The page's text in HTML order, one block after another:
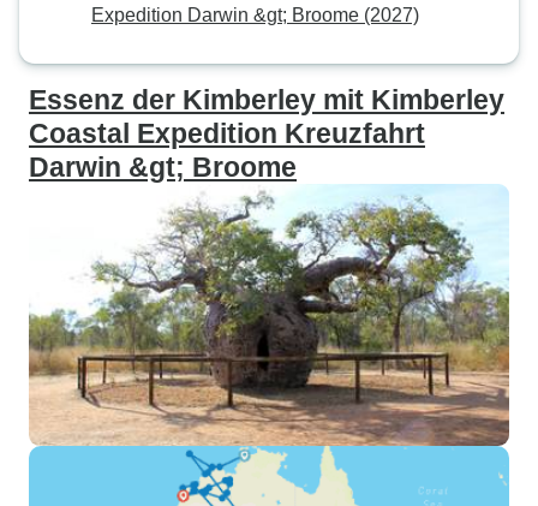
Expedition Darwin &gt; Broome (2027)
Essenz der Kimberley mit Kimberley
Coastal Expedition Kreuzfahrt
Darwin &gt; Broome